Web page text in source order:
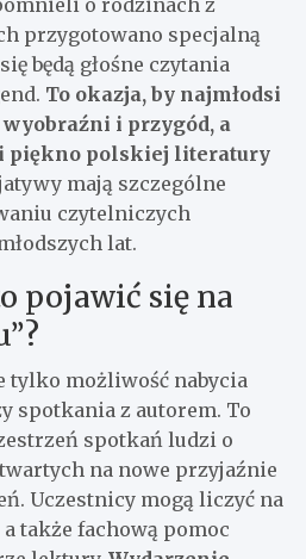
o rodzinach z
przygotowano specjalną
będą głośne czytania
To okazja, by najmłodsi
i przygód, a
piękno polskiej literatury
mają szczególne
czytelniczych
lat.
pojawić się na
tylko możliwość nabycia
spotkania z autorem. To
spotkań ludzi o
na nowe przyjaźnie
Uczestnicy mogą liczyć na
także fachową pomoc